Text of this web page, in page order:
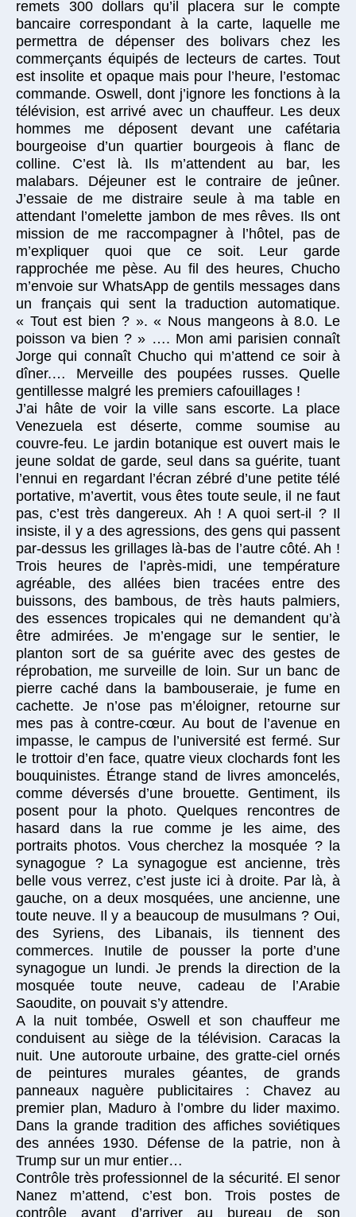
remets 300 dollars qu’il placera sur le compte
bancaire correspondant à la carte, laquelle me
permettra de dépenser des bolivars chez les
commerçants équipés de lecteurs de cartes. Tout
est insolite et opaque mais pour l’heure, l’estomac
commande. Oswell, dont j’ignore les fonctions à la
télévision, est arrivé avec un chauffeur. Les deux
hommes me déposent devant une cafétaria
bourgeoise d’un quartier bourgeois à flanc de
colline. C’est là. Ils m’attendent au bar, les
malabars. Déjeuner est le contraire de jeûner.
J’essaie de me distraire seule à ma table en
attendant l’omelette jambon de mes rêves. Ils ont
mission de me raccompagner à l’hôtel, pas de
m’expliquer quoi que ce soit. Leur garde
rapprochée me pèse. Au fil des heures, Chucho
m’envoie sur WhatsApp de gentils messages dans
un français qui sent la traduction automatique.
« Tout est bien ? ». « Nous mangeons à 8.0. Le
poisson va bien ? » …. Mon ami parisien connaît
Jorge qui connaît Chucho qui m’attend ce soir à
dîner.… Merveille des poupées russes. Quelle
gentillesse malgré les premiers cafouillages !
J’ai hâte de voir la ville sans escorte. La place
Venezuela est déserte, comme soumise au
couvre-feu. Le jardin botanique est ouvert mais le
jeune soldat de garde, seul dans sa guérite, tuant
l’ennui en regardant l’écran zébré d’une petite télé
portative, m’avertit, vous êtes toute seule, il ne faut
pas, c’est très dangereux. Ah ! A quoi sert-il ? Il
insiste, il y a des agressions, des gens qui passent
par-dessus les grillages là-bas de l’autre côté. Ah !
Trois heures de l’après-midi, une température
agréable, des allées bien tracées entre des
buissons, des bambous, de très hauts palmiers,
des essences tropicales qui ne demandent qu’à
être admirées. Je m’engage sur le sentier, le
planton sort de sa guérite avec des gestes de
réprobation, me surveille de loin. Sur un banc de
pierre caché dans la bambouseraie, je fume en
cachette. Je n’ose pas m’éloigner, retourne sur
mes pas à contre-cœur. Au bout de l’avenue en
impasse, le campus de l’université est fermé. Sur
le trottoir d’en face, quatre vieux clochards font les
bouquinistes. Étrange stand de livres amoncelés,
comme déversés d’une brouette. Gentiment, ils
posent pour la photo. Quelques rencontres de
hasard dans la rue comme je les aime, des
portraits photos. Vous cherchez la mosquée ? la
synagogue ? La synagogue est ancienne, très
belle vous verrez, c’est juste ici à droite. Par là, à
gauche, on a deux mosquées, une ancienne, une
toute neuve. Il y a beaucoup de musulmans ? Oui,
des Syriens, des Libanais, ils tiennent des
commerces. Inutile de pousser la porte d’une
synagogue un lundi. Je prends la direction de la
mosquée toute neuve, cadeau de l’Arabie
Saoudite, on pouvait s’y attendre.
A la nuit tombée, Oswell et son chauffeur me
conduisent au siège de la télévision. Caracas la
nuit. Une autoroute urbaine, des gratte-ciel ornés
de peintures murales géantes, de grands
panneaux naguère publicitaires : Chavez au
premier plan, Maduro à l’ombre du lider maximo.
Dans la grande tradition des affiches soviétiques
des années 1930. Défense de la patrie, non à
Trump sur un mur entier…
Contrôle très professionnel de la sécurité. El senor
Nanez m’attend, c’est bon. Trois postes de
contrôle avant d’arriver au bureau de son